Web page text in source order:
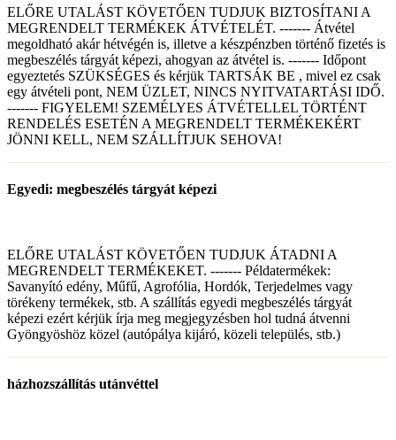
ELŐRE UTALÁST KÖVETŐEN TUDJUK BIZTOSÍTANI A
MEGRENDELT TERMÉKEK ÁTVÉTELÉT. ------- Átvétel
megoldható akár hétvégén is, illetve a készpénzben történő fizetés is
megbeszélés tárgyát képezi, ahogyan az átvétel is. ------- Időpont
egyeztetés SZÜKSÉGES és kérjük TARTSÁK BE , mivel ez csak
egy átvételi pont, NEM ÜZLET, NINCS NYITVATARTÁSI IDŐ.
------- FIGYELEM! SZEMÉLYES ÁTVÉTELLEL TÖRTÉNT
RENDELÉS ESETÉN A MEGRENDELT TERMÉKEKÉRT
JÖNNI KELL, NEM SZÁLLÍTJUK SEHOVA!
Egyedi: megbeszélés tárgyát képezi
ELŐRE UTALÁST KÖVETŐEN TUDJUK ÁTADNI A
MEGRENDELT TERMÉKEKET. ------- Példatermékek:
Savanyító edény, Műfű, Agrofólia, Hordók, Terjedelmes vagy
törékeny termékek, stb. A szállítás egyedi megbeszélés tárgyát
képezi ezért kérjük írja meg megjegyzésben hol tudná átvenni
Gyöngyöshöz közel (autópálya kijáró, közeli település, stb.)
házhozszállítás utánvéttel